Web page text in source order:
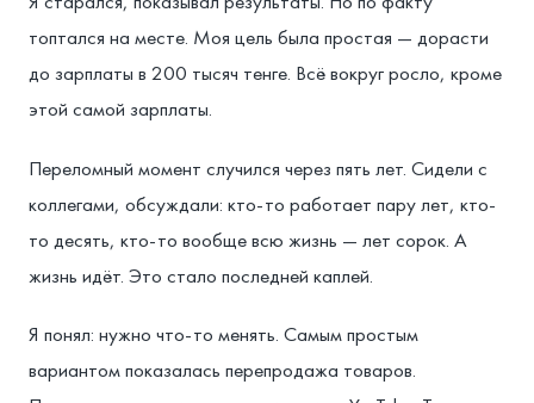
топтался на месте. Моя цель была простая — дорасти
до зарплаты в 200 тысяч тенге. Всё вокруг росло, кроме
этой самой зарплаты.
Переломный момент случился через пять лет. Сидели с
коллегами, обсуждали: кто-то работает пару лет, кто-
то десять, кто-то вообще всю жизнь — лет сорок. А
жизнь идёт. Это стало последней каплей.
Я понял: нужно что-то менять. Самым простым
вариантом показалась перепродажа товаров.